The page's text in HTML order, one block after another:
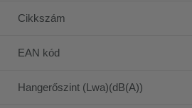
Cikkszám
EAN kód
Hangerőszint (Lwa)(dB(A))